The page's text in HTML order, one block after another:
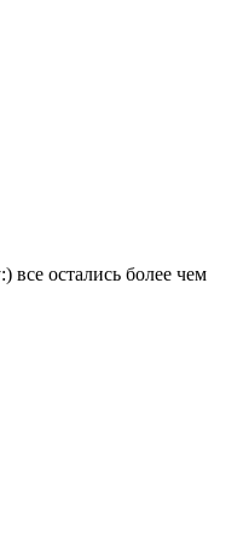
все остались более чем